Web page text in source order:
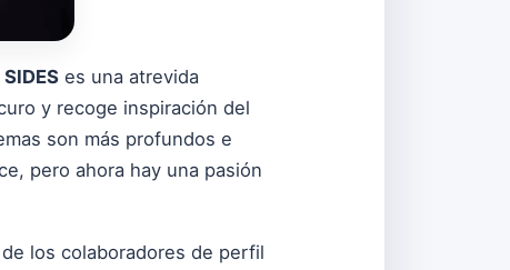
SIDES es una atrevida
y recoge inspiración del
son más profundos e
pero ahora hay una pasión
los colaboradores de perfil